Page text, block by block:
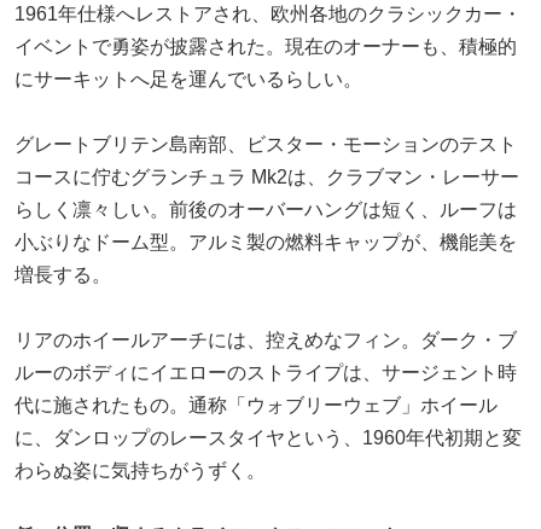
1961年仕様へレストアされ、欧州各地のクラシックカー・
イベントで勇姿が披露された。現在のオーナーも、積極的
にサーキットへ足を運んでいるらしい。
グレートブリテン島南部、ビスター・モーションのテスト
コースに佇むグランチュラ Mk2は、クラブマン・レーサー
らしく凛々しい。前後のオーバーハングは短く、ルーフは
小ぶりなドーム型。アルミ製の燃料キャップが、機能美を
増長する。
リアのホイールアーチには、控えめなフィン。ダーク・ブ
ルーのボディにイエローのストライプは、サージェント時
代に施されたもの。通称「ウォブリーウェブ」ホイール
に、ダンロップのレースタイヤという、1960年代初期と変
わらぬ姿に気持ちがうずく。